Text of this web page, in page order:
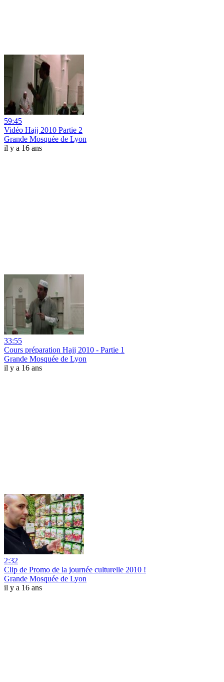
59:45
Vidéo Hajj 2010 Partie 2
Grande Mosquée de Lyon
il y a 16 ans
33:55
Cours préparation Hajj 2010 - Partie 1
Grande Mosquée de Lyon
il y a 16 ans
2:32
Clip de Promo de la journée culturelle 2010 !
Grande Mosquée de Lyon
il y a 16 ans